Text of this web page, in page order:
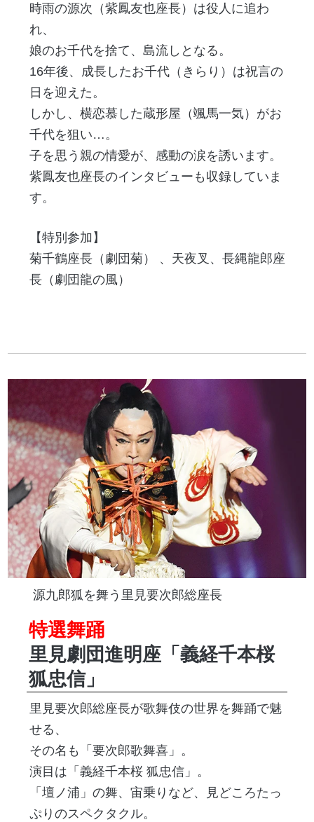
時雨の源次（紫鳳友也座長）は役人に追わ
れ、
娘のお千代を捨て、島流しとなる。
16年後、成長したお千代（きらり）は祝言の
日を迎えた。
しかし、横恋慕した蔵形屋（颯馬一気）がお
千代を狙い…。
子を思う親の情愛が、感動の涙を誘います。
紫鳳友也座長のインタビューも収録していま
す。
【特別参加】
菊千鶴座長（劇団菊） 、天夜叉、長縄龍郎座
長（劇団龍の風）
源九郎狐を舞う里見要次郎総座長
特選舞踊
里見劇団進明座「義経千本桜
狐忠信」
里見要次郎総座長が歌舞伎の世界を舞踊で魅
せる、
その名も「要次郎歌舞喜」。
演目は「義経千本桜 狐忠信」。
「壇ノ浦」の舞、宙乗りなど、見どころたっ
ぷりのスペクタクル。